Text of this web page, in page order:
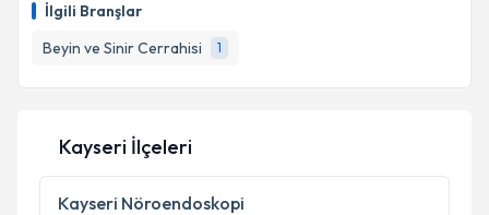
İlgili Branşlar
Beyin ve Sinir Cerrahisi
1
Kayseri İlçeleri
Kayseri Nöroendoskopi